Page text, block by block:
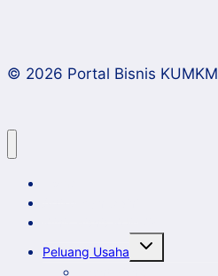
© 2026 Portal Bisnis KUMKM
Peluang Usaha
Toggle